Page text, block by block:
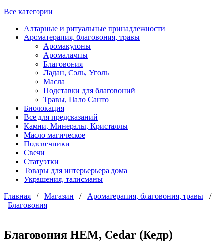
Все категории
Алтарные и ритуальные принадлежности
Ароматерапия, благовония, травы
Аромакулоны
Аромалампы
Благовония
Ладан, Соль, Уголь
Масла
Подставки для благовоний
Травы, Пало Санто
Биолокация
Все для предсказаний
Камни, Минералы, Кристаллы
Масло магическое
Подсвечники
Свечи
Статуэтки
Товары для интерьерьера дома
Украшения, талисманы
Главная / Магазин / Ароматерапия, благовония, травы /
Благовония
Благовония HEM, Cedar (Кедр)